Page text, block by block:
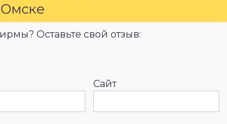
Омске
Оставьте свой отзыв:
Сайт